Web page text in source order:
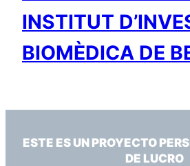
INSTITUT
BIOMÈDICA DE
ESTE ES UN PROYECTO
DE LUCRO